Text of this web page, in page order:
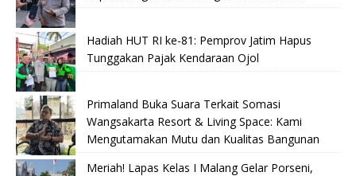
Hadiah HUT RI ke-81: Pemprov Jatim Hapus
Tunggakan Pajak Kendaraan Ojol
Primaland Buka Suara Terkait Somasi
Wangsakarta Resort & Living Space: Kami
Mengutamakan Mutu dan Kualitas Bangunan
Meriah! Lapas Kelas I Malang Gelar Porseni,